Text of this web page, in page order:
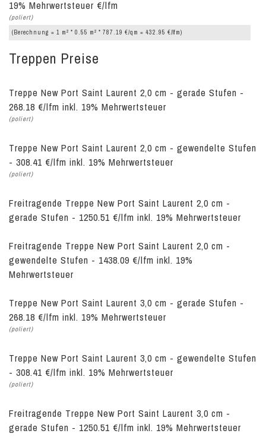
19% Mehrwertsteuer €/lfm
(poliert)
(Berechnung = 1 m 2 * 0.55 m 2 * 787.19 €/qm = 432.95 €/lfm)
Treppen Preise
Treppe New Port Saint Laurent 2,0 cm - gerade Stufen -
268.18 €/lfm inkl. 19% Mehrwertsteuer
(poliert)
Treppe New Port Saint Laurent 2,0 cm - gewendelte Stufen
- 308.41 €/lfm inkl. 19% Mehrwertsteuer
(poliert)
Freitragende Treppe New Port Saint Laurent 2,0 cm -
gerade Stufen - 1250.51 €/lfm inkl. 19% Mehrwertsteuer
Freitragende Treppe New Port Saint Laurent 2,0 cm -
gewendelte Stufen - 1438.09 €/lfm inkl. 19%
Mehrwertsteuer
Treppe New Port Saint Laurent 3,0 cm - gerade Stufen -
268.18 €/lfm inkl. 19% Mehrwertsteuer
(poliert)
Treppe New Port Saint Laurent 3,0 cm - gewendelte Stufen
- 308.41 €/lfm inkl. 19% Mehrwertsteuer
(poliert)
Freitragende Treppe New Port Saint Laurent 3,0 cm -
gerade Stufen - 1250.51 €/lfm inkl. 19% Mehrwertsteuer